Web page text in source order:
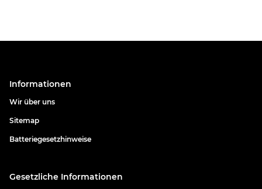
Informationen
Wir über uns
Sitemap
Batteriegesetzhinweise
Gesetzliche Informationen